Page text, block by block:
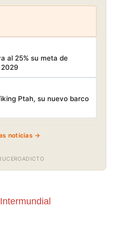
al 25% su meta de
Ptah, su nuevo barco
noticias →